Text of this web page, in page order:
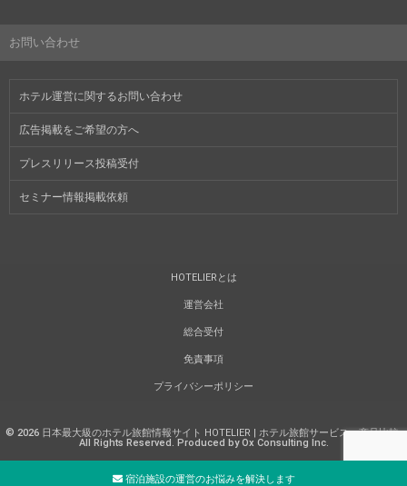
お問い合わせ
ホテル運営に関するお問い合わせ
広告掲載をご希望の方へ
プレスリリース投稿受付
セミナー情報掲載依頼
HOTELIERとは
運営会社
総合受付
免責事項
プライバシーポリシー
© 2026 日本最大級のホテル旅館情報サイト HOTELIER | ホテル旅館サービス・商品比較.
All Rights Reserved. Produced by Ox Consulting Inc.
宿泊施設の運営のお悩みを解決します